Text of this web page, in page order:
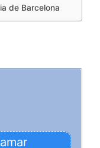
de Barcelona